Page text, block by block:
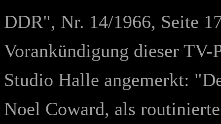
DDR", Nr. 14/1966, Seite
Vorankündigung dieser
Studio Halle angemerkt:
Noel Coward, als